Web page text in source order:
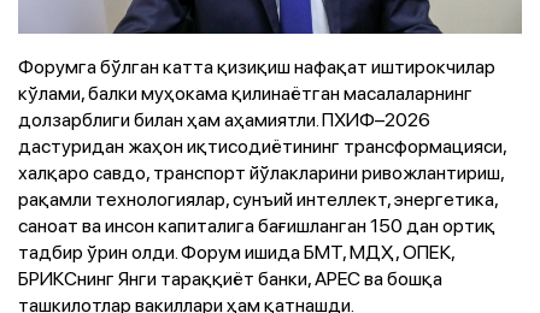
Форумга бўлган катта қизиқиш нафақат иштирокчилар
кўлами, балки муҳокама қилинаётган масалаларнинг
долзарблиги билан ҳам аҳамиятли. ПХИФ–2026
дастуридан жаҳон иқтисодиётининг трансформацияси,
халқаро савдо, транспорт йўлакларини ривожлантириш,
рақамли технологиялар, сунъий интеллект, энергетика,
саноат ва инсон капиталига бағишланган 150 дан ортиқ
тадбир ўрин олди. Форум ишида БМТ, МДҲ, ОПЕК,
БРИКСнинг Янги тараққиёт банки, APEC ва бошқа
ташкилотлар вакиллари ҳам қатнашди.